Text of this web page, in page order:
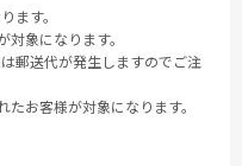
ます。
象になります。
郵送代が発生しますのでご注
お客様が対象になります。